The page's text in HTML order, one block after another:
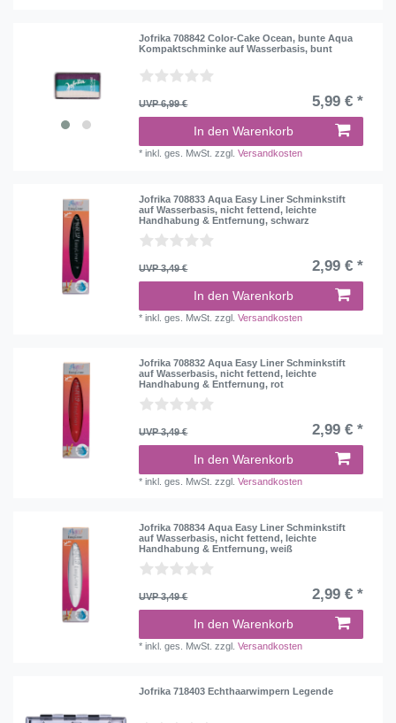
Jofrika 708842 Color-Cake Ocean, bunte Aqua
Kompaktschminke auf Wasserbasis, bunt
UVP 6,99 € 5,99 € *
In den Warenkorb
*inkl. ges. MwSt. zzgl.Versandkosten
Jofrika 708833 Aqua Easy Liner Schminkstift
auf Wasserbasis, nicht fettend, leichte
Handhabung & Entfernung, schwarz
UVP 3,49 € 2,99 € *
In den Warenkorb
*inkl. ges. MwSt. zzgl.Versandkosten
Jofrika 708832 Aqua Easy Liner Schminkstift
auf Wasserbasis, nicht fettend, leichte
Handhabung & Entfernung, rot
UVP 3,49 € 2,99 € *
In den Warenkorb
*inkl. ges. MwSt. zzgl.Versandkosten
Jofrika 708834 Aqua Easy Liner Schminkstift
auf Wasserbasis, nicht fettend, leichte
Handhabung & Entfernung, weiß
UVP 3,49 € 2,99 € *
In den Warenkorb
*inkl. ges. MwSt. zzgl.Versandkosten
Jofrika 718403 Echthaarwimpern Legende